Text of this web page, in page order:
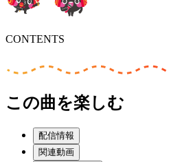
CONTENTS
この曲を楽しむ
配信情報
関連動画